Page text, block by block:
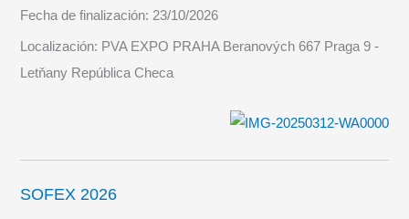
Fecha de finalización: 23/10/2026
Localización: PVA EXPO PRAHA Beranových 667 Praga 9 -
Letňany República Checa
SOFEX 2026